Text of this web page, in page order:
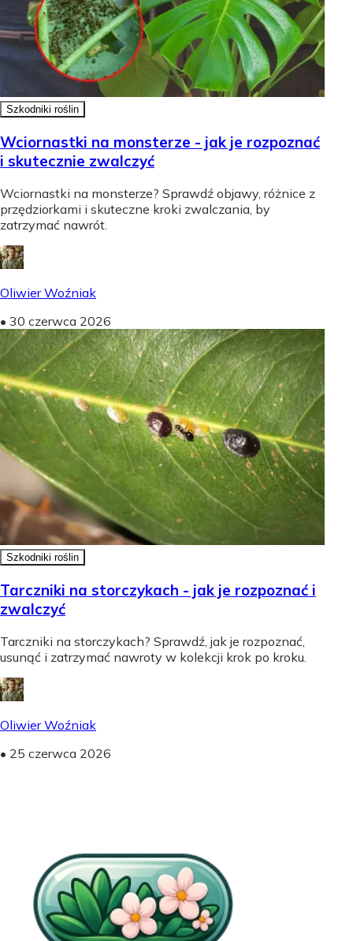
Szkodniki roślin
Wciornastki na monsterze - jak je rozpoznać
i skutecznie zwalczyć
Wciornastki na monsterze? Sprawdź objawy, różnice z
przędziorkami i skuteczne kroki zwalczania, by
zatrzymać nawrót.
Oliwier Woźniak
• 30 czerwca 2026
Szkodniki roślin
Tarczniki na storczykach - jak je rozpoznać i
zwalczyć
Tarczniki na storczykach? Sprawdź, jak je rozpoznać,
usunąć i zatrzymać nawroty w kolekcji krok po kroku.
Oliwier Woźniak
• 25 czerwca 2026